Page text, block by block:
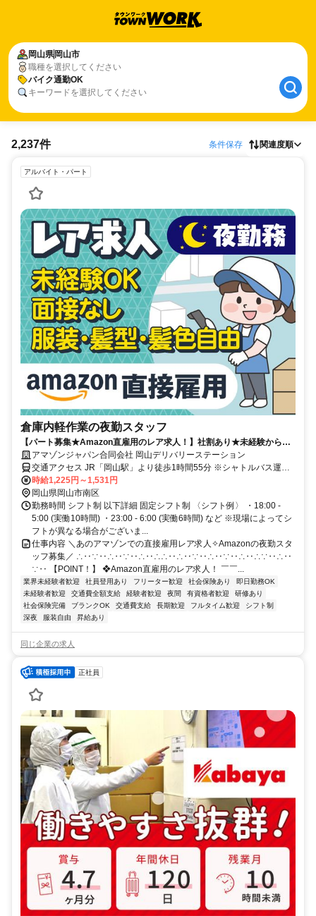
岡山県 岡山市
職種を選択してください
バイク通勤OK
キーワードを選択してください
2,237件 条件保存 関連度順
アルバイト・パート
倉庫内軽作業の夜勤スタッフ
【パート募集★Amazon直雇用のレア求人！】社割あり★未経験からで
もAmazon正社員に◎髪色自由◎福利厚生充実！長期で安定雇用可能！
アマゾンジャパン合同会社 岡山デリバリーステーション
交通アクセス JR「岡山駅」より徒歩1時間55分 ※シャトルバス運行
なし ※自転車通勤可 ※車、バイク通勤可
時給1,225円～1,531円
岡山県岡山市南区
勤務時間 シフト制 以下詳細 固定シフト制 〈シフト例〉 ・18:00 -
5:00 (実働10時間) ・23:00 - 6:00 (実働6時間) など ※現場によってシ
フトが異なる場合がございま...
仕事内容 ＼あのアマゾンでの直接雇用レア求人✧Amazonの夜勤スタ
ッフ募集／ ∴‥∵‥∴‥∵‥∴‥∴∴‥∴‥∵‥∴‥∵‥∴‥∴∵‥∴‥
∵‥ 【POINT！】 ❖Amazon直雇用のレア求人！ ￣￣...
業界未経験者歓迎 社員登用あり フリーター歓迎 社会保険あり
即日勤務OK
未経験者歓迎
交通費全額支給 経験者歓迎 夜間 有資格者歓迎
研修あり
社会保険完備
ブランクOK 交通費支給 長期歓迎 フルタイム歓迎
シフト制
深夜
服装自由 昇給あり
同じ企業の求人
正社員